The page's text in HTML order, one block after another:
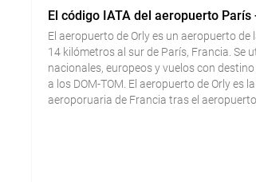
El código IATA del aeropuerto París
El aeropuerto de Orly es un aeropuerto
14 kilómetros al sur de París, Francia. Se
nacionales, europeos y vuelos con
a los DOM-TOM. El aeropuerto de Orly es
aeroporuaria de Francia tras el aeropuerto